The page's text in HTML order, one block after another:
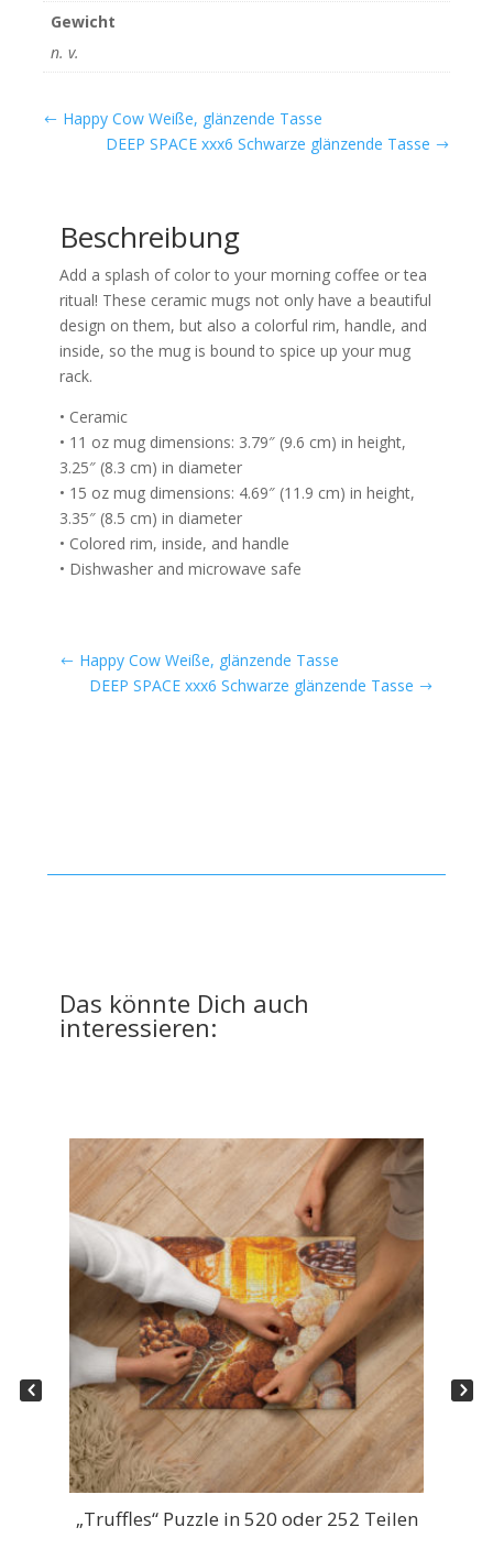
Gewicht
n. v.
Happy Cow Weiße, glänzende Tasse
DEEP SPACE xxx6 Schwarze glänzende Tasse
Beschreibung
Add a splash of color to your morning coffee or tea
ritual! These ceramic mugs not only have a beautiful
design on them, but also a colorful rim, handle, and
inside, so the mug is bound to spice up your mug
rack.
• Ceramic
• 11 oz mug dimensions: 3.79″ (9.6 cm) in height,
3.25″ (8.3 cm) in diameter
• 15 oz mug dimensions: 4.69″ (11.9 cm) in height,
3.35″ (8.5 cm) in diameter
• Colored rim, inside, and handle
• Dishwasher and microwave safe
Happy Cow Weiße, glänzende Tasse
DEEP SPACE xxx6 Schwarze glänzende Tasse
Das könnte Dich auch
interessieren:
„Truffles“ Puzzle in 520 oder 252 Teilen